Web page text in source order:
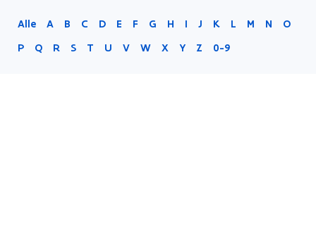
Alle A B C D E F G H I J K L M N
O
P
Q R S T U V W X Y Z 0-9